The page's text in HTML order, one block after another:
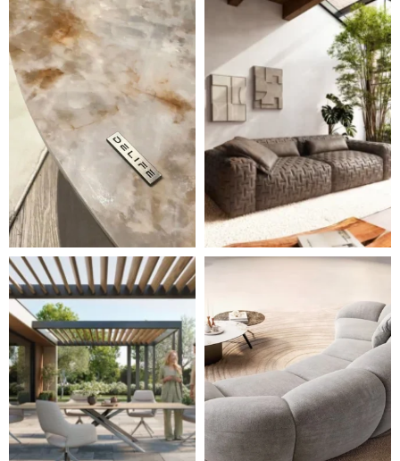
DELIFE – Nábytek, který promění dům v domov. Domo
Místo, kam se budeš těšit
Styl, odolnost a společné chvíle pod širým nebem.
Ne každá pohovka je jen